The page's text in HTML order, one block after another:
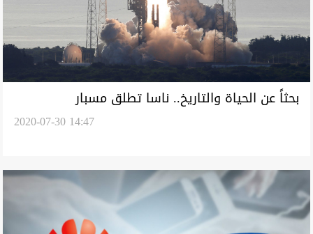
بحثاً عن الحياة والتاريخ.. ناسا تطلق مسبار
2020-07-30 14:47